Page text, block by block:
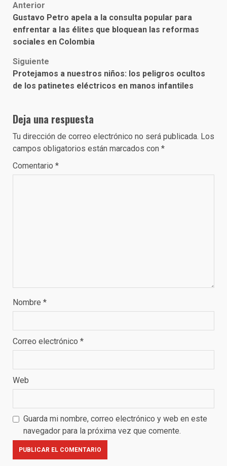
Post
navigation
Anterior
Gustavo Petro apela a la consulta popular para
enfrentar a las élites que bloquean las reformas
sociales en Colombia
Siguiente
Protejamos a nuestros niños: los peligros ocultos
de los patinetes eléctricos en manos infantiles
Deja una respuesta
Tu dirección de correo electrónico no será publicada. Los
campos obligatorios están marcados con *
Comentario *
Nombre *
Correo electrónico *
Web
Guarda mi nombre, correo electrónico y web en este
navegador para la próxima vez que comente.